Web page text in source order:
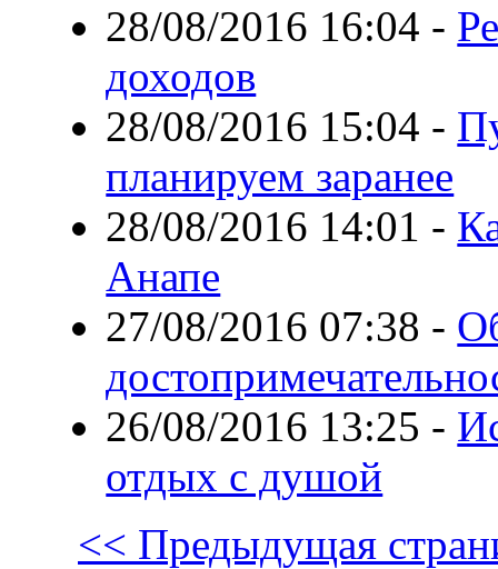
28/08/2016 16:04 -
доходов
28/08/2016 15:04 -
планируем заранее
28/08/2016 14:01 -
Анапе
27/08/2016 07:38 -
26/08/2016 13:25 -
отдых с душой
<< Предыдущая